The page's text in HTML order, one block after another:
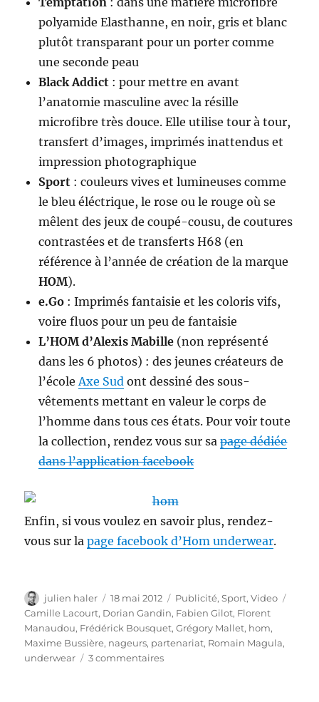
polyamide Elasthanne, en noir, gris et blanc
plutôt transparant pour un porter comme
une seconde peau
Black Addict : pour mettre en avant
l’anatomie masculine avec la résille
microfibre très douce. Elle utilise tour à tour,
transfert d’images, imprimés inattendus et
impression photographique
Sport : couleurs vives et lumineuses comme
le bleu éléctrique, le rose ou le rouge où se
mêlent des jeux de coupé-cousu, de coutures
contrastées et de transferts H68 (en
référence à l’année de création de la marque
HOM).
e.Go : Imprimés fantaisie et les coloris vifs,
voire fluos pour un peu de fantaisie
L’HOM d’Alexis Mabille (non représenté
dans les 6 photos) : des jeunes créateurs de
l’école Axe Sud ont dessiné des sous-
vêtements mettant en valeur le corps de
l’homme dans tous ces états. Pour voir toute
la collection, rendez vous sur sapage dédiée
dans l’application facebook
Enfin, si vous voulez en savoir plus, rendez-
vous sur lapage facebook d’Hom underwear.
Auteur
julien haler
Publié
le
18 mai 2012 Catégories
Publicité,Sport,Video
Camille Lacourt, Dorian Gandin, Fabien Gilot, Florent
Manaudou, Frédérick Bousquet,Grégory Mallet, hom,
Maxime Bussière, nageurs, partenariat, Romain Magula,
underwear
3 commentairessur